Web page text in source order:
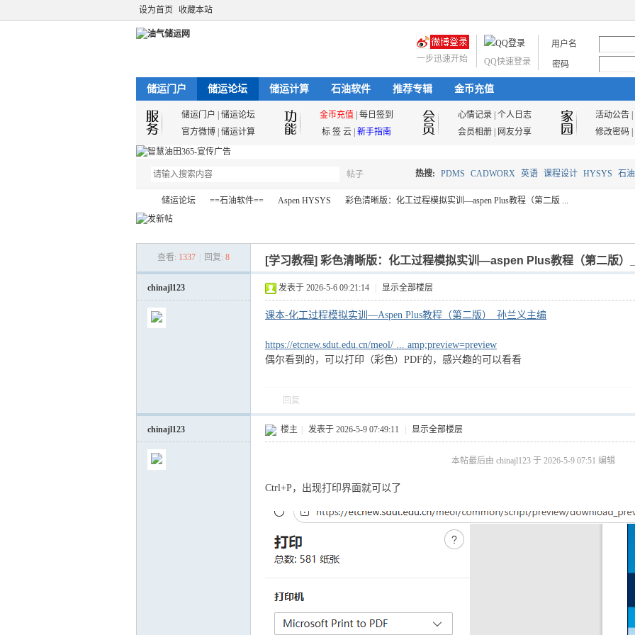
设为首页 收藏本站
用户名
密码
QQ快速登录
一步迅速开始
储运门户 储运论坛 储运计算 石油软件 推荐专辑 金币充值
储运门户 储运论坛 金币充值 每日签到 心情记录 个人日志 活动公告|
官方微博 储运计算 标 签 云 新手指南 会员相册 网友分享 修改密码|
帖子
搜
索
热搜: PDMS CADWORX 英语 课程设计 HYSYS 石
油气储运
储运论坛 ==石油软件== Aspen HYSYS
›
彩色清晰版：化工过程模拟实训—aspen Plus教程（第二版 ...
查看: 1337 回复: 8 [学习教程] 彩色清晰版：化工过程模拟实训—aspen Plus教程（第二版）
chinajl123 发表于 2026-5-6 09:21:14 显示全部楼层
课本-化工过程模拟实训—Aspen Plus教程（第二版）_孙兰义主编
https://etcnew.sdut.edu.cn/meol/ ... amp;preview=preview
偶尔看到的，可以打印（彩色）PDF的，感兴趣的可以看看
回复
chinajl123 楼主 发表于 2026-5-9 07:49:11 显示全部楼层
本帖最后由 chinajl123 于 2026-5-9 07:51 编辑
Ctrl+P，出现打印界面就可以了